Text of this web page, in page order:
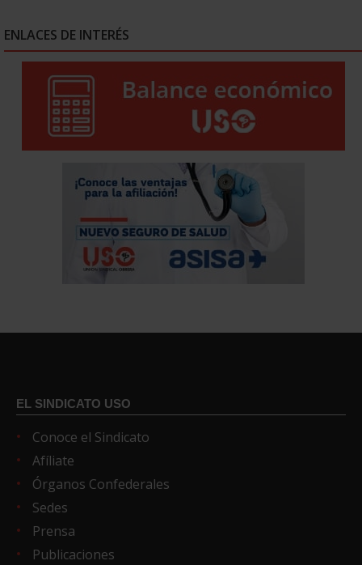
ENLACES DE INTERÉS
EL SINDICATO USO
Conoce el Sindicato
Afíliate
Órganos Confederales
Sedes
Prensa
Publicaciones